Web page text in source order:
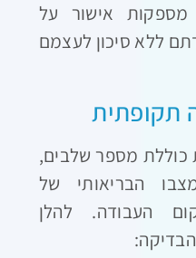
מספקות אישור על
ללא סיכון לעצמם
תקופתית
כוללת מספר שלבים,
הבריאותי של
העבודה. להלן